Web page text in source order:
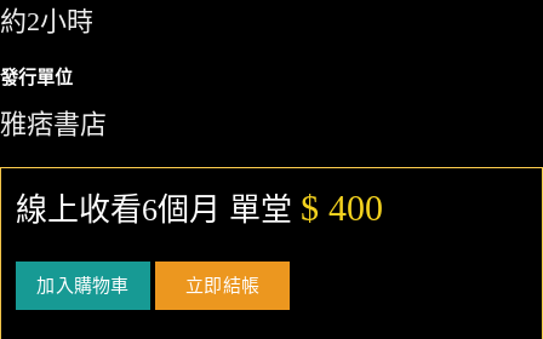
約2小時
發行單位
雅痞書店
線上收看6個月 單堂 $ 400
加入購物車 立即結帳